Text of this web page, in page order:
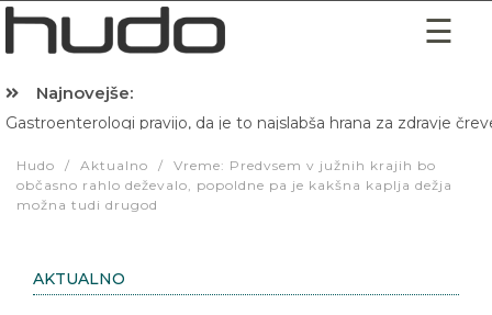
Najnovejše:
Gastroenterologi pravijo, da je to najslabša hrana za zdravje
Hudo / Aktualno /
Vreme: Predvsem v južnih krajih bo
občasno rahlo deževalo, popoldne pa je kakšna kaplja dežja
možna tudi drugod
AKTUALNO